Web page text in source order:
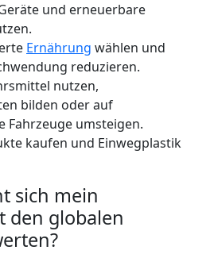
und erneuerbare
Ernährung wählen und
reduzieren.
nutzen,
bilden oder auf
umsteigen.
kaufen und Einwegplastik
sich mein
den globalen